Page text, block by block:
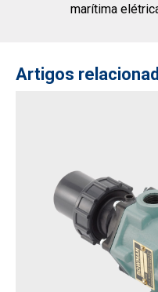
marítima
Artigos